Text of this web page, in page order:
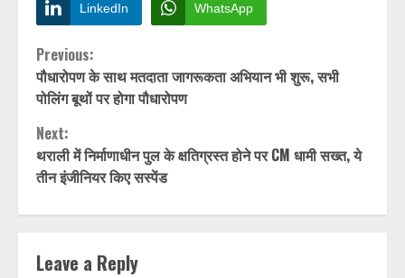
LinkedIn WhatsApp
Continue
Reading
Previous:
पौधारोपण के साथ मतदाता जागरूकता अभियान भी शुरू, सभी
पोलिंग बूथों पर होगा पौधारोपण
Next:
थराली में निर्माणाधीन पुल के क्षतिग्रस्त होने पर CM धामी सख्त, ये
तीन इंजीनियर किए सस्पेंड
Leave a Reply